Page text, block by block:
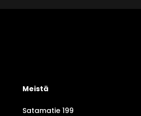
Meistä
Satamatie 199